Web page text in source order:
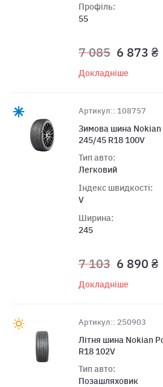
Профіль:
55
7 085 6 873 ₴
Докладніше
Артикул:: 108757
Зимова шина Nokian
245/45 R18 100V
Тип авто:
Легковий
Індекс швидкості:
V
Ширина:
245
7 103 6 890 ₴
Докладніше
Артикул:: 250903
Літня шина Nokian
R18 102V
Тип авто:
Позашляховик